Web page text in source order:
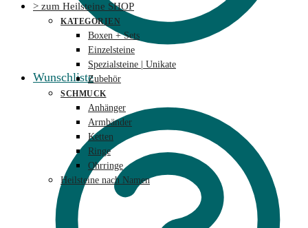
Wunschliste
> zum Heilsteine SHOP
KATEGORIEN
Boxen + Sets
Einzelsteine
Spezialsteine | Unikate
Zubehör
SCHMUCK
Anhänger
Armbänder
Ketten
Ringe
Ohrringe
Heilsteine nach Namen